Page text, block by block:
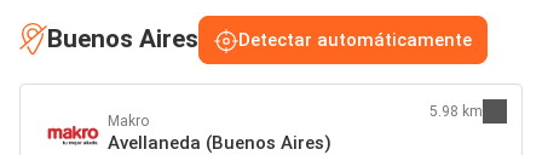
Buenos Aires Detectar automáticamente
Makro
Avellaneda (Buenos Aires)
5.98 km